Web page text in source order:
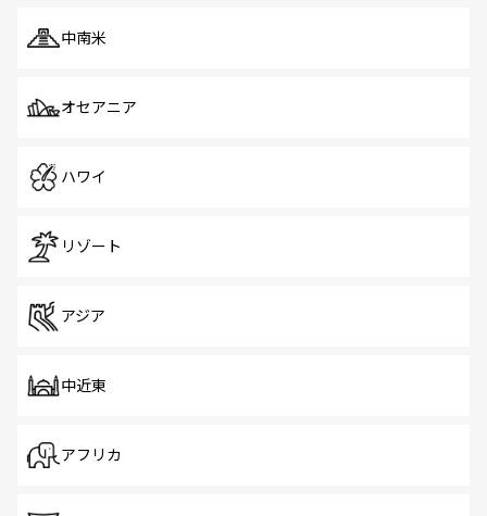
中南米
オセアニア
ハワイ
リゾート
アジア
中近東
アフリカ